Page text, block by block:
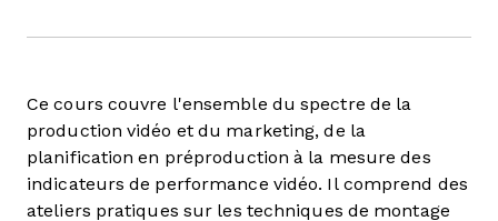
Ce cours couvre l'ensemble du spectre de la
production vidéo et du marketing, de la
planification en préproduction à la mesure des
indicateurs de performance vidéo. Il comprend des
ateliers pratiques sur les techniques de montage